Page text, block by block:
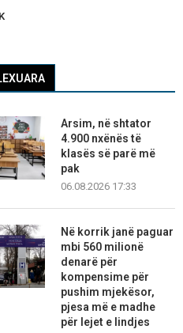
Arsim, në shtator
4.900 nxënës të
klasës së parë më
pak
06.08.2026 17:33
Në korrik janë paguar
mbi 560 milionë
denarë për
kompensime për
pushim mjekësor,
pjesa më e madhe
për lejet e lindjes